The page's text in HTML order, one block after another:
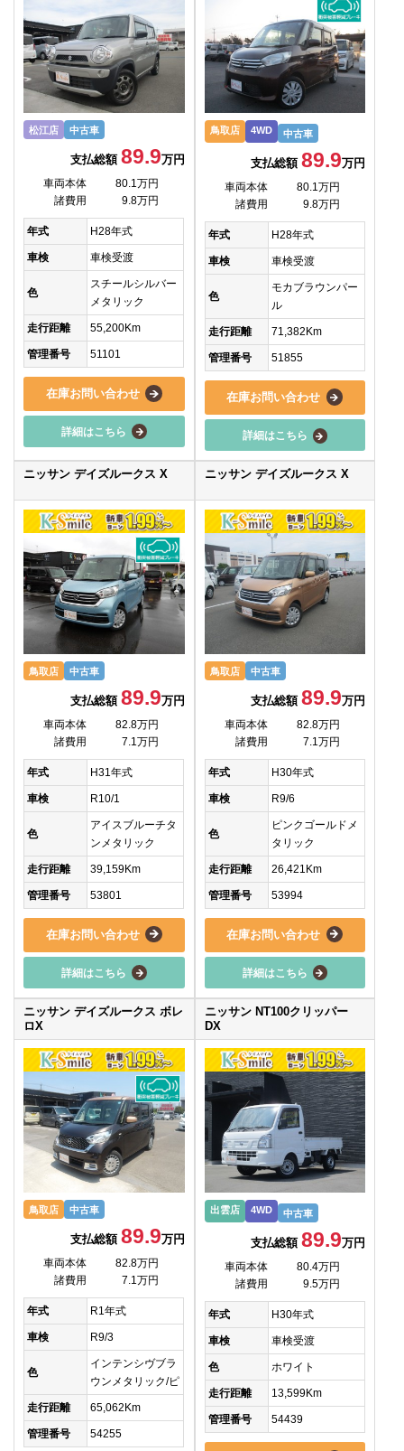
松江店 中古車
支払総額 89.9万円
車両本体
80.1万円
諸費用
9.8万円
年式 H28年式
車検 車検受渡
色
スチールシルバー
メタリック
走行距離 55,200Km
管理番号 51101
在庫お問い合わせ
詳細はこちら
鳥取店 4WD 中古車
支払総額89.9万円
車両本体
80.1万円
諸費用
9.8万円
年式 H28年式
車検 車検受渡
色
モカブラウンパー
ル
走行距離 71,382Km
管理番号 51855
在庫お問い合わせ
詳細はこちら
ニッサン デイズルークス X
鳥取店 中古車
支払総額 89.9万円
車両本体
82.8万円
諸費用
7.1万円
年式 H31年式
車検 R10/1
色
アイスブルーチタ
ンメタリック
走行距離 39,159Km
管理番号 53801
在庫お問い合わせ
詳細はこちら
ニッサン デイズルークス X
鳥取店 中古車
支払総額89.9万円
車両本体
82.8万円
諸費用
7.1万円
年式 H30年式
車検 R9/6
色
ピンクゴールドメ
タリック
走行距離 26,421Km
管理番号 53994
在庫お問い合わせ
詳細はこちら
ニッサン デイズルークス ボレ
ロX
鳥取店 中古車
支払総額 89.9万円
車両本体
82.8万円
諸費用
7.1万円
年式 R1年式
車検 R9/3
色
インテンシヴブラ
ウンメタリック/ピ
走行距離 65,062Km
管理番号 54255
ニッサン NT100クリッパー
DX
出雲店 4WD 中古車
支払総額89.9万円
車両本体
80.4万円
諸費用
9.5万円
年式 H30年式
車検 車検受渡
色 ホワイト
走行距離 13,599Km
管理番号 54439